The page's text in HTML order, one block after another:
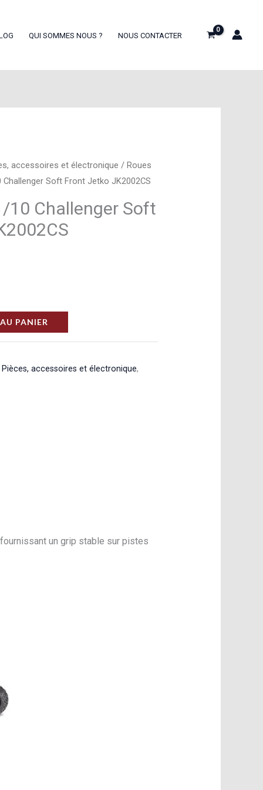
QUI SOMMES NOUS ? NOUS CONTACTER
accessoires et électronique /Roues
Soft Front Jetko JK2002CS
10 Challenger Soft
PANIER
Pièces, accessoires et électronique,
un grip stable sur pistes